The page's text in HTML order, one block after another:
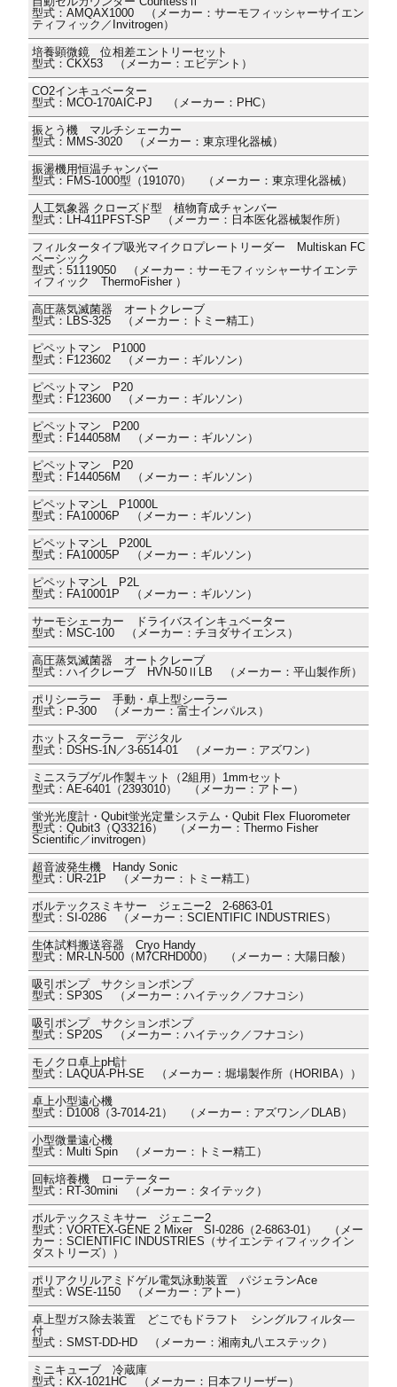
型式：AMQAX1000 （メーカー：サーモフィッシャーサイエン
ティフィック／Invitrogen）
培養顕微鏡 位相差エントリーセット
型式：CKX53 （メーカー：エビデント）
CO2インキュベーター
型式：MCO-170AIC-PJ （メーカー：PHC）
振とう機 マルチシェーカー
型式：MMS-3020 （メーカー：東京理化器械）
振盪機用恒温チャンバー
型式：FMS-1000型（191070） （メーカー：東京理化器械）
人工気象器 クローズド型 植物育成チャンバー
型式：LH-411PFST-SP （メーカー：日本医化器械製作所）
フィルタータイプ吸光マイクロプレートリーダー Multiskan FC
ベーシック
型式：51119050 （メーカー：サーモフィッシャーサイエンテ
ィフィック ThermoFisher ）
高圧蒸気滅菌器 オートクレーブ
型式：LBS-325 （メーカー：トミー精工）
ピペットマン P1000
型式：F123602 （メーカー：ギルソン）
ピペットマン P20
型式：F123600 （メーカー：ギルソン）
ピペットマン P200
型式：F144058M （メーカー：ギルソン）
ピペットマン P20
型式：F144056M （メーカー：ギルソン）
ピペットマンL P1000L
型式：FA10006P （メーカー：ギルソン）
ピペットマンL P200L
型式：FA10005P （メーカー：ギルソン）
ピペットマンL P2L
型式：FA10001P （メーカー：ギルソン）
サーモシェーカー ドライバスインキュベーター
型式：MSC-100 （メーカー：チヨダサイエンス）
高圧蒸気滅菌器 オートクレーブ
型式：ハイクレーブ HVN-50ⅡLB （メーカー：平山製作所）
ポリシーラー 手動・卓上型シーラー
型式：P-300 （メーカー：富士インパルス）
ホットスターラー デジタル
型式：DSHS-1N／3-6514-01 （メーカー：アズワン）
ミニスラブゲル作製キット（2組用）1mmセット
型式：AE-6401（2393010） （メーカー：アトー）
蛍光光度計・Qubit蛍光定量システム・Qubit Flex Fluorometer
型式：Qubit3（Q33216） （メーカー：Thermo Fisher
Scientific／invitrogen）
超音波発生機 Handy Sonic
型式：UR-21P （メーカー：トミー精工）
ボルテックスミキサー ジェニー2 2-6863-01
型式：SI-0286 （メーカー：SCIENTIFIC INDUSTRIES）
生体試料搬送容器 Cryo Handy
型式：MR-LN-500（M7CRHD000） （メーカー：大陽日酸）
吸引ポンプ サクションポンプ
型式：SP30S （メーカー：ハイテック／フナコシ）
吸引ポンプ サクションポンプ
型式：SP20S （メーカー：ハイテック／フナコシ）
モノクロ卓上pH計
型式：LAQUA-PH-SE （メーカー：堀場製作所（HORIBA））
卓上小型遠心機
型式：D1008（3-7014-21） （メーカー：アズワン／DLAB）
小型微量遠心機
型式：Multi Spin （メーカー：トミー精工）
回転培養機 ローテーター
型式：RT-30mini （メーカー：タイテック）
ボルテックスミキサー ジェニー2
型式：VORTEX-GENE 2 Mixer SI-0286（2-6863-01） （メー
カー：SCIENTIFIC INDUSTRIES（サイエンティフィックイン
ダストリーズ））
ポリアクリルアミドゲル電気泳動装置 パジェランAce
型式：WSE-1150 （メーカー：アトー）
卓上型ガス除去装置 どこでもドラフト シングルフィルタ―
付
型式：SMST-DD-HD （メーカー：湘南丸八エステック）
ミニキューブ 冷蔵庫
型式：KX-1021HC （メーカー：日本フリーザー）